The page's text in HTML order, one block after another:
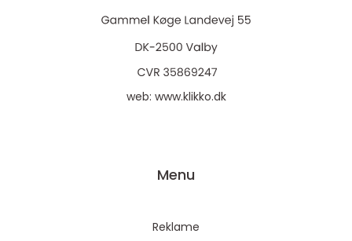
web: www.klikko.dk
Menu
Reklame